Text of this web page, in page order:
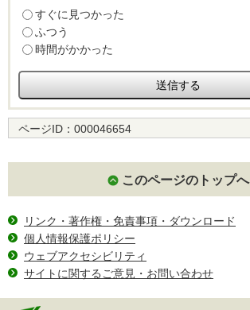
すぐに見つかった
ふつう
時間がかかった
ページID： 000046654
このページのトップへ
リンク・著作権・免責事項・ダウンロード
個人情報保護ポリシー
ウェブアクセシビリティ
サイトに関するご意見・お問い合わせ